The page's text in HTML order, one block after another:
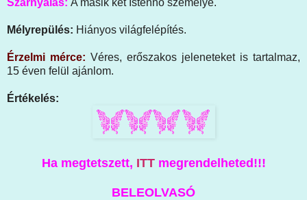
Mélyrepülés: Hiányos világfelépítés.
Érzelmi mérce: Véres, erőszakos jeleneteket is tartalmaz,
15 éven felül ajánlom.
Értékelés:
Ha megtetszett, ITT megrendelheted!!!
BELEOLVASÓ